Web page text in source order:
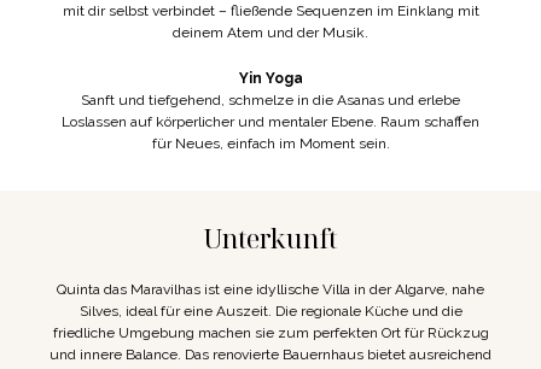
mit dir selbst verbindet – fließende Sequenzen im Einklang mit
deinem Atem und der Musik.
Yin Yoga
Sanft und tiefgehend, schmelze in die Asanas und erlebe
Loslassen auf körperlicher und mentaler Ebene. Raum schaffen
für Neues, einfach im Moment sein.
Unterkunft
Quinta das Maravilhas ist eine idyllische Villa in der Algarve, nahe
Silves, ideal für eine Auszeit. Die regionale Küche und die
friedliche Umgebung machen sie zum perfekten Ort für Rückzug
und innere Balance. Das renovierte Bauernhaus bietet ausreichend